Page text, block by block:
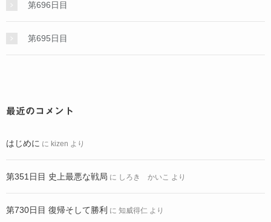
第696日目
第695日目
最近のコメント
はじめに に kizen より
第351日目 史上最悪な戦局 に しろき かいこ より
第730日目 復帰そして勝利 に 知威得仁 より